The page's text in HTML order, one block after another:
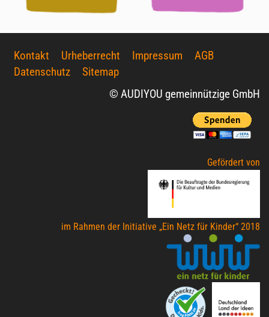
Kontakt Urheberrecht Impressum
AGB
Datenschutz
Sitemap
© AUDIYOU gemeinnützige GmbH
Gefördert von
im Rahmen der Initiative „Ein Netz für Kinder“ 2018